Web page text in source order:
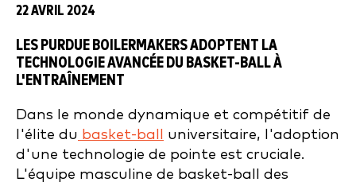
22 AVRIL 2024
LES PURDUE BOILERMAKERS ADOPTENT LA
TECHNOLOGIE AVANCÉE DU BASKET-BALL À
L'ENTRAÎNEMENT
Dans le monde dynamique et compétitif de
l'élite du basket-ball
universitaire, l'adoption
d'une technologie de pointe est cruciale.
L'équipe masculine de basket-ball des